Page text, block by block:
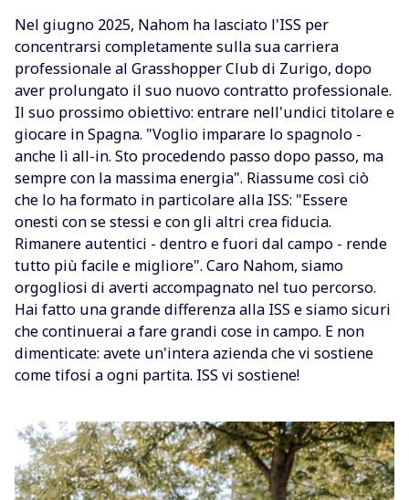
Nel giugno 2025, Nahom ha lasciato l'ISS per
concentrarsi completamente sulla sua carriera
professionale al Grasshopper Club di Zurigo, dopo
aver prolungato il suo nuovo contratto professionale.
Il suo prossimo obiettivo: entrare nell'undici titolare e
giocare in Spagna. "Voglio imparare lo spagnolo -
anche lì all-in. Sto procedendo passo dopo passo, ma
sempre con la massima energia". Riassume così ciò
che lo ha formato in particolare alla ISS: "Essere
onesti con se stessi e con gli altri crea fiducia.
Rimanere autentici - dentro e fuori dal campo - rende
tutto più facile e migliore". Caro Nahom, siamo
orgogliosi di averti accompagnato nel tuo percorso.
Hai fatto una grande differenza alla ISS e siamo sicuri
che continuerai a fare grandi cose in campo. E non
dimenticate: avete un'intera azienda che vi sostiene
come tifosi a ogni partita. ISS vi sostiene!